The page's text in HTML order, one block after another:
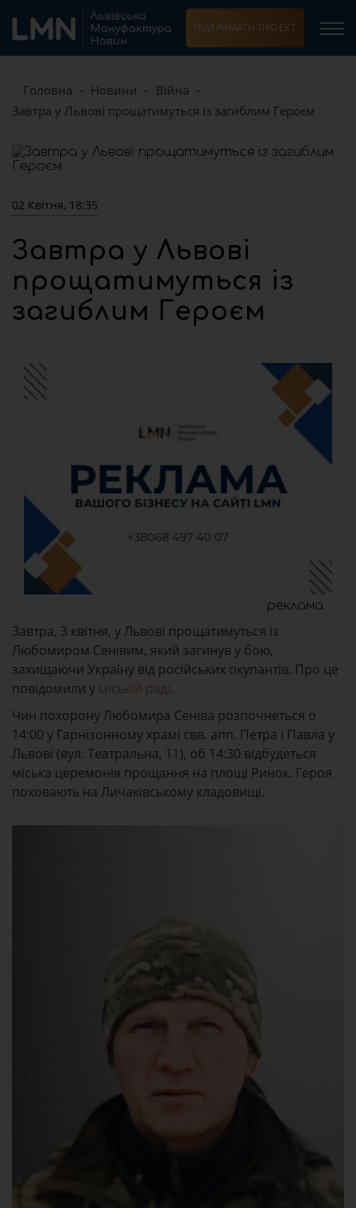
ПІДТРИМАТИ ПРОЕКТ
Головна Новини
Війна
Завтра у Львові прощатимуться із загиблим Героєм
02 Квітня, 18:35
Завтра у Львові
прощатимуться із
загиблим Героєм
реклама
Завтра, 3 квітня, у Львові прощатимуться із
Любомиром Сенівим, який загинув у бою,
захищаючи Україну від російських окупантів. Про це
повідомили у міській раді.
Чин похорону Любомира Сеніва розпочнеться о
14:00 у Гарнізонному храмі свв. апп. Петра і Павла у
Львові (вул. Театральна, 11), об 14:30 відбудеться
міська церемонія прощання на площі Ринок. Героя
поховають на Личаківському кладовищі.